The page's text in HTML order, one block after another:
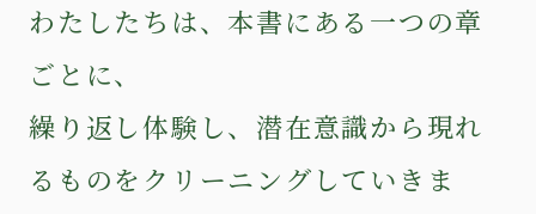
わたしたちは、本書にある一つの章
ごとに、
繰り返し体験し、潜在意識から現れ
るものをクリーニングしていきま